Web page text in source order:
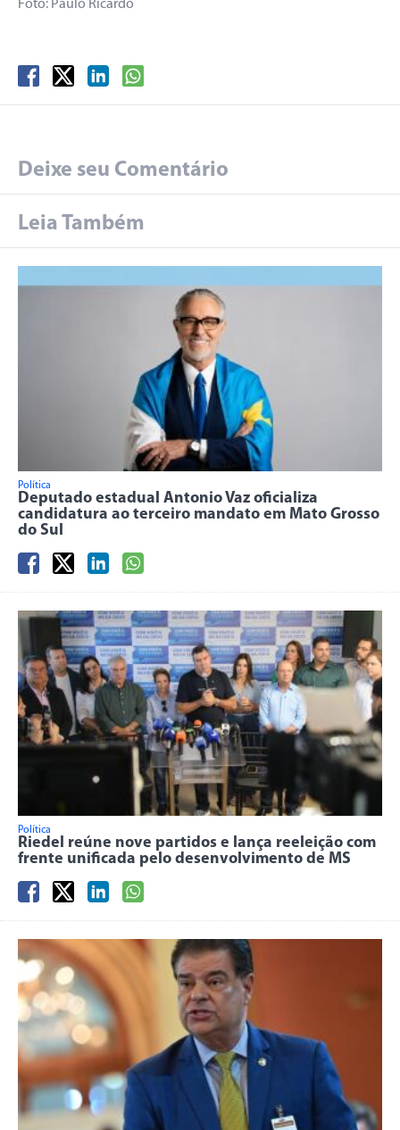
Foto: Paulo Ricardo
Deixe seu Comentário
Leia Também
Política
Deputado estadual Antonio Vaz oficializa
candidatura ao terceiro mandato em Mato Grosso
do Sul
Política
Riedel reúne nove partidos e lança reeleição com
frente unificada pelo desenvolvimento de MS